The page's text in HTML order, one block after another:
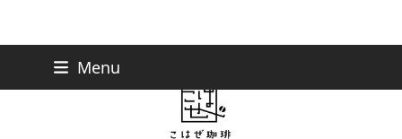
Menu